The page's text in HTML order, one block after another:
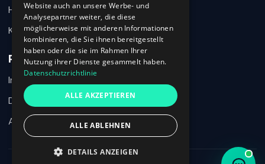
HR-Wissen
Karriere
Rechtliches
Impressum
Datenschutz
AGB
Ich habe den Datenschutzhinweis verstanden und möchte meine
Nachricht an 360HR übermitteln.
Website auch an unsere Werbe- und
Analysepartner weiter, die diese
möglicherweise mit anderen Informationen
kombinieren, die Sie ihnen bereitgestellt
haben oder die sie im Rahmen Ihrer
Nutzung ihrer Dienste gesammelt haben.
Datenschutzrichtlinie
ALLE AKZEPTIEREN
ALLE ABLEHNEN
DETAILS ANZEIGEN